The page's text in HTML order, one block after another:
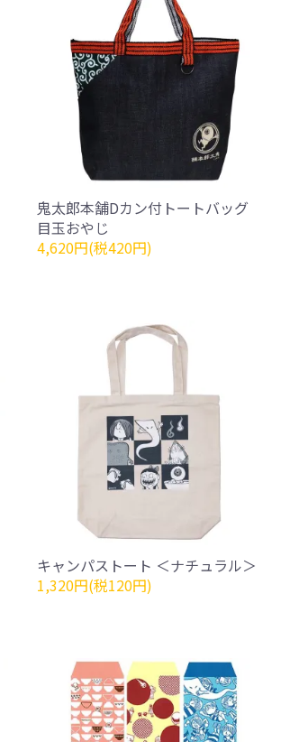
鬼太郎本舗Dカン付トートバッグ
目玉おやじ
4,620円(税420円)
キャンパストート ＜ナチュラル＞
1,320円(税120円)